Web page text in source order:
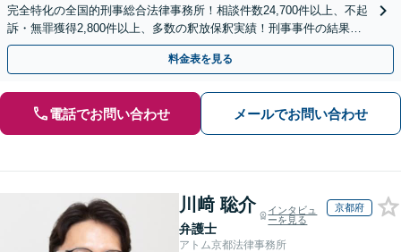
完全特化の全国的刑事総合法律事務所！相談件数24,700件以上、不起
訴・無罪獲得2,800件以上、多数の釈放保釈実績！刑事事件の結果は
弁護士の腕次第で変わります【初回相談無料】
料金表を見る
電話でお問い合わせ メールでお問い合わせ
川﨑 聡介
弁護士
インタビュ
ーを見る
京都府
アトム京都法律事務所